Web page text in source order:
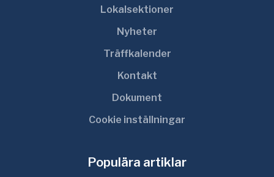
Lokalsektioner
Nyheter
Träffkalender
Kontakt
Dokument
Cookie inställningar
Populära artiklar